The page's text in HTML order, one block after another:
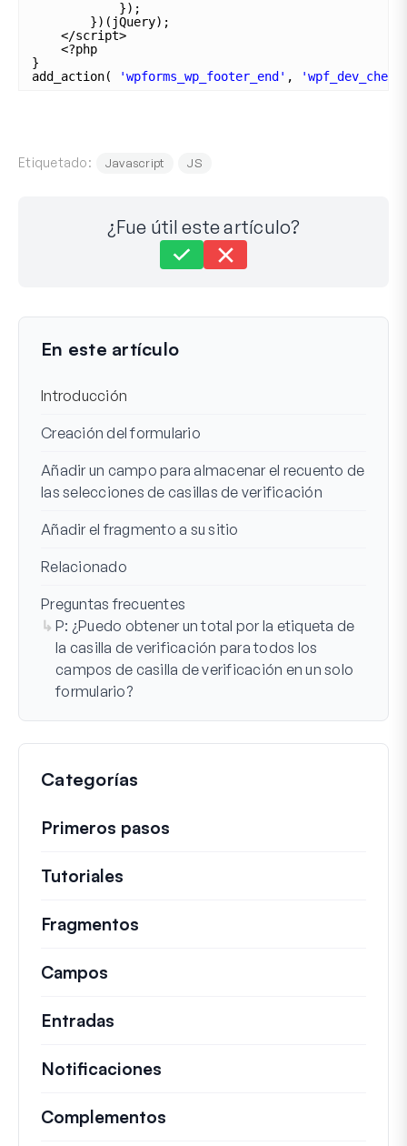
});
})(jQuery);
</script>
<?php
}
add_action(
'wpforms_wp_footer_end' ,
Etiquetado: Javascript JS
¿Fue útil este artículo?
Última actualización el 17 de jul. de 2023
En este artículo
Introducción
Creación del formulario
Añadir un campo para almacenar el recuento de
las selecciones de casillas de verificación
Añadir el fragmento a su sitio
Relacionado
Preguntas frecuentes
P: ¿Puedo obtener un total por la etiqueta de
la casilla de verificación para todos los
campos de casilla de verificación en un solo
formulario?
Categorías
Primeros pasos
Tutoriales
Fragmentos
Campos
Entradas
Notificaciones
Complementos